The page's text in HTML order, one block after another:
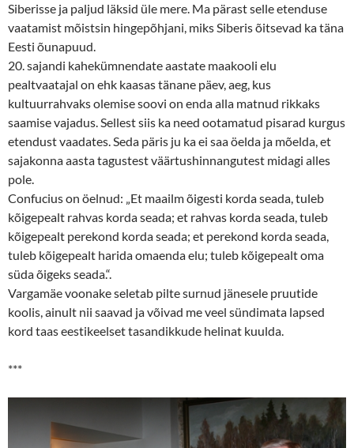
Siberisse ja paljud läksid üle mere. Ma pärast selle etenduse
vaatamist mõistsin hingepõhjani, miks Siberis õitsevad ka täna
Eesti õunapuud.
20. sajandi kahekümnendate aastate maakooli elu
pealtvaatajal on ehk kaasas tänane päev, aeg, kus
kultuurrahvaks olemise soovi on enda alla matnud rikkaks
saamise vajadus. Sellest siis ka need ootamatud pisarad kurgus
etendust vaadates. Seda päris ju ka ei saa öelda ja mõelda, et
sajakonna aasta tagustest väärtushinnangutest midagi alles
pole.
Confucius on öelnud: „Et maailm õigesti korda seada, tuleb
kõigepealt rahvas korda seada; et rahvas korda seada, tuleb
kõigepealt perekond korda seada; et perekond korda seada,
tuleb kõigepealt harida omaenda elu; tuleb kõigepealt oma
süda õigeks seada.“.
Vargamäe voonake seletab pilte surnud jänesele pruutide
koolis, ainult nii saavad ja võivad me veel sündimata lapsed
kord taas eestikeelset tasandikkude helinat kuulda.
***